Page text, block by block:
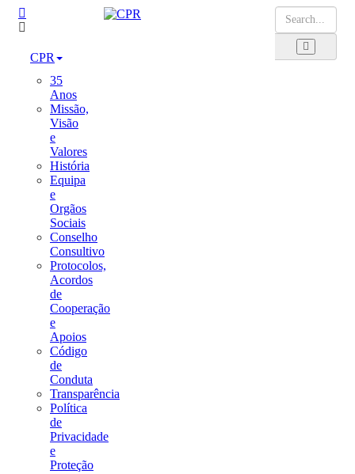
CPR
35
Anos
Missão,
Visão
e
Valores
História
Equipa
e
Orgãos
Sociais
Conselho
Consultivo
Protocolos,
Acordos
de
Cooperação
e
Apoios
Código
de
Conduta
Transparência
Política
de
Privacidade
e
Proteção